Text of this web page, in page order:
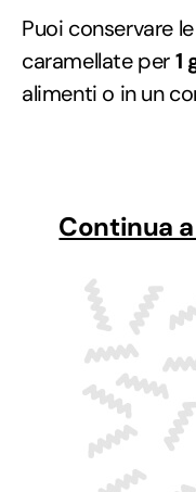
Puoi conservare
caramellate per1
alimenti o in un
Continua